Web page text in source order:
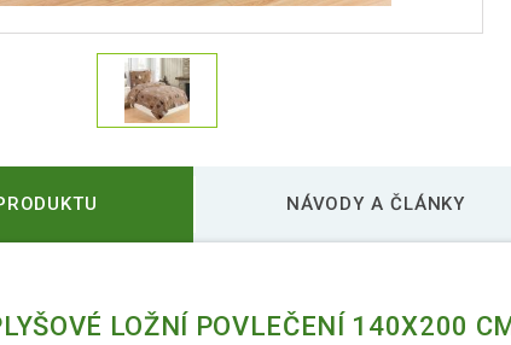
NÁVODY A ČLÁNKY
LOŽNÍ POVLEČENÍ 140X200